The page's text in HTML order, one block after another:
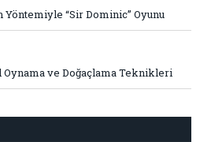
Yöntemiyle “Sir Dominic” Oyunu
Oynama ve Doğaçlama Teknikleri